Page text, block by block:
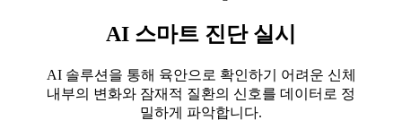
AI 스마트 진단 실시
AI 솔루션을 통해 육안으로 확인하기 어려운 신체
내부의 변화와 잠재적 질환의 신호를 데이터로 정
밀하게 파악합니다.